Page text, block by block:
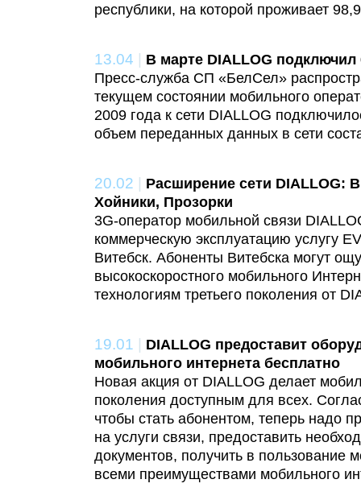
республики, на которой проживает
13.04 | В марте DIALLOG подключил
Пресс-служба СП «БелСел»
текущем состоянии мобильного
2009 года к сети DIALLOG
объем переданных данных в сети
20.02 | Расширение сети DIALLOG:
Хойники, Прозорки
3G-оператор мобильной связи
коммерческую эксплуатацию услугу
Витебск. Абоненты Витебска могут
высокоскоростного мобильного
технологиям третьего поколения от
19.01 | DIALLOG предоставит
мобильного интернета бесплатно
Новая акция от DIALLOG делает
поколения доступным для всех.
чтобы стать абонентом, теперь надо
на услуги связи, предоставить
документов, получить в пользование
всеми преимуществами мобильного